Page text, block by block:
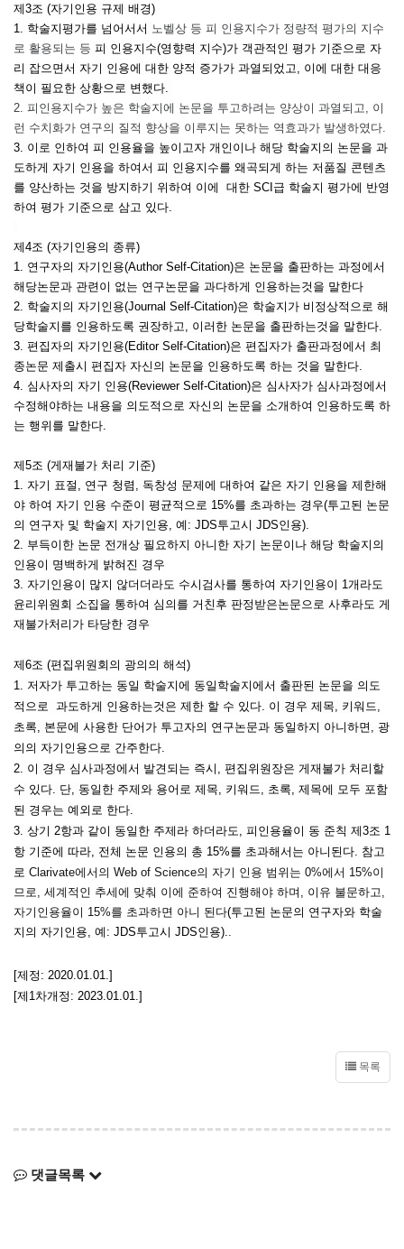
제3조 (자기인용 규제 배경)
1. 학술지평가를 넘어서서 노벨상 등 피 인용지수가 정량적 평가의 지수
로 활용되는 등 피 인용지수(영향력 지수)가 객관적인 평가 기준으로 자
리 잡으면서 자기 인용에 대한 양적 증가가 과열되었고, 이에 대한 대응
책이 필요한 상황으로 변했다.
2. 피인용지수가 높은 학술지에 논문을 투고하려는 양상이 과열되고, 이
런 수치화가 연구의 질적 향상을 이루지는 못하는 역효과가 발생하였다.
3. 이로 인하여 피 인용율을 높이고자 개인이나 해당 학술지의 논문을 과
도하게 자기 인용을 하여서 피 인용지수를 왜곡되게 하는 저품질 콘텐츠
를 양산하는 것을 방지하기 위하여 이에 대한 SCI급 학술지 평가에 반영
하여 평가 기준으로 삼고 있다.
제4조 (자기인용의 종류)
1. 연구자의 자기인 용(Author Self-Citation)은 논문을 출판하는 과정에서
해당논문과 관련이 없는 연구논문을 과다하게 인용하는것을 말한다
2. 학술지의 자기인용(Journal Self-Citation)은 학술지가 비정상적으로 해
당학술지를 인용하도록 권장하고, 이러한 논문을 출판하는것을 말한다.
3. 편집자의 자기인용(Editor Self-Citation)은 편집자가 출판과정에서 최
종논문 제출시 편집자 자신의 논문을 인용하도록 하는 것을 말한다.
4. 심사자의 자기 인용(Reviewer Self-Citation)은 심사자가 심사과정에서
수정해야하는 내용을 의도적으로 자신의 논문을 소개하여 인용하도록 하
는 행위를 말한다.
제5조 (게재불가 처리 기준)
1. 자기 표절, 연구 청렴, 독창성 문제에 대하여 같은 자기 인용을 제한해
야 하여 자기 인용 수준이 평균적으로 15%를 초과하는 경우(투고된 논문
의 연구자 및 학술지 자기인용, 예: JDS투고시 JDS인용).
2 . 부득이한 논문 전개상 필요하지 아니한 자기 논문이나 해당 학술지의
인용이 명백하게 밝혀진 경우
3. 자기인용이 많지 않더더라도 수시검사를 통하여 자기인용이 1개라도
윤리위원회 소집을 통하여 심의를 거친후 판정받은논문으로 사후라도 게
재불가처리가 타당한 경우
제6조 (편집위원회의 광의의 해석)
1. 저자가 투고하는 동일 학술지에 동일학술지에서 출판된 논문을 의도
적으로 과도하게 인용하는것은 제한 할 수 있다. 이 경우 제목, 키워드,
초록, 본문에 사용한 단어가 투고자의 연구논문과 동일하지 아니하면, 광
의의 자기인용으로 간주한다.
2. 이 경우 심사과정에서 발견되는 즉시, 편집위원장은 게재불가 처리할
수 있다. 단, 동일한 주제와 용어로 제목, 키워드, 초록, 제목에 모두 포함
된 경우는 예외로 한다.
3. 상기 2항과 같이 동일한 주제라 하더라도, 피인용율이 동 준칙 제3조 1
항 기준에 따라, 전체 논문 인용의 총 15%를 초과해서는 아니된다. 참고
로 Clarivate에서의 Web of Science의 자기 인용 범위는 0%에서 15%이
므로, 세계적인 추세에 맞춰 이에 준하여 진행해야 하며, 이유 불문하고,
자기인용율이 15%를 초과하면 아니 된다(투고된 논문의 연구자와 학술
지의 자기인용, 예: JDS투고시 JDS인용).
[제정: 2020.01.01.]
[제1차개정: 2023.01.01.]
목록
댓글목록